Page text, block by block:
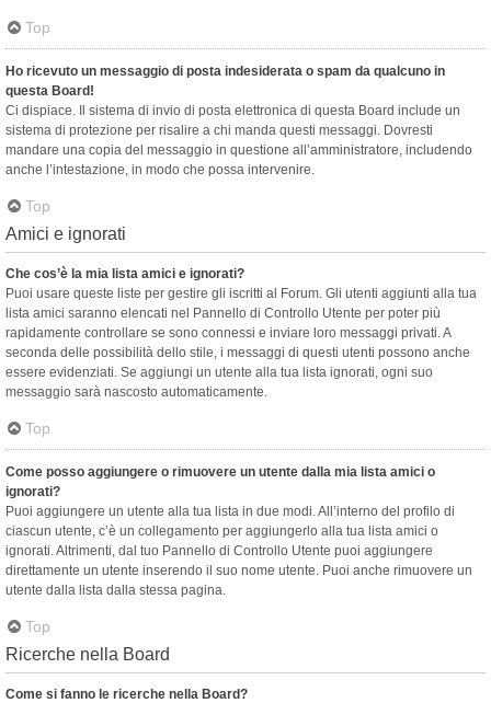
Top
Ho ricevuto un messaggio di posta indesiderata o spam da qualcuno in
questa Board!
Ci dispiace. Il sistema di invio di posta elettronica di questa Board include un
sistema di protezione per risalire a chi manda questi messaggi. Dovresti
mandare una copia del messaggio in questione all’amministratore, includendo
anche l’intestazione, in modo che possa intervenire.
Top
Amici e ignorati
Che cos’è la mia lista amici e ignorati?
Puoi usare queste liste per gestire gli iscritti al Forum. Gli utenti aggiunti alla tua
lista amici saranno elencati nel Pannello di Controllo Utente per poter più
rapidamente controllare se sono connessi e inviare loro messaggi privati. A
seconda delle possibilità dello stile, i messaggi di questi utenti possono anche
essere evidenziati. Se aggiungi un utente alla tua lista ignorati, ogni suo
messaggio sarà nascosto automaticamente.
Top
Come posso aggiungere o rimuovere un utente dalla mia lista amici o
ignorati?
Puoi aggiungere un utente alla tua lista in due modi. All’interno del profilo di
ciascun utente, c’è un collegamento per aggiungerlo alla tua lista amici o
ignorati. Altrimenti, dal tuo Pannello di Controllo Utente puoi aggiungere
direttamente un utente inserendo il suo nome utente. Puoi anche rimuovere un
utente dalla lista dalla stessa pagina.
Top
Ricerche nella Board
Come si fanno le ricerche nella Board?